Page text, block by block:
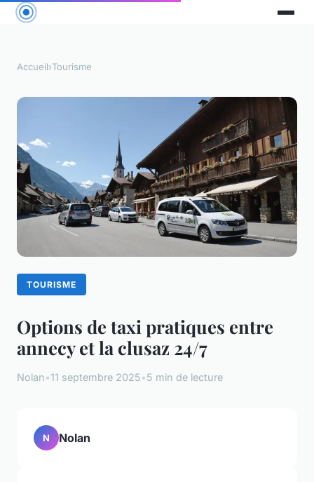
Accueil›Tourisme
TOURISME
Options de taxi pratiques entre
annecy et la clusaz 24/7
Nolan•11 septembre 2025•5 min de lecture
N Nolan